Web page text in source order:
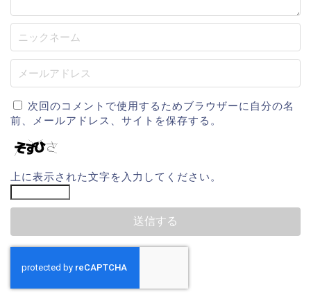
次回のコメントで使用するためブラウザーに自分の名
前、メールアドレス、サイトを保存する。
上に表示された文字を入力してください。